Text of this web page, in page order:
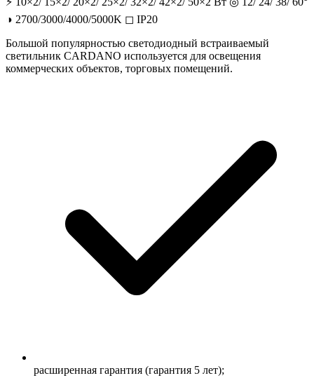
◑ 2700/3000/4000/5000K ◻ IP20
Большой популярностью светодиодный встраиваемый
светильник CARDANO используется для освещения
коммерческих объектов, торговых помещений.
расширенная гарантия (гарантия 5 лет);